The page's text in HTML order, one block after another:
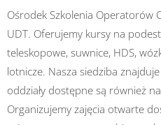
Ośrodek Szkolenia Operatorów
UDT. Oferujemy kursy na
teleskopowe, suwnice, HDS,
lotnicze. Nasza siedziba
oddziały dostępne są również
Organizujemy zajęcia otwarte